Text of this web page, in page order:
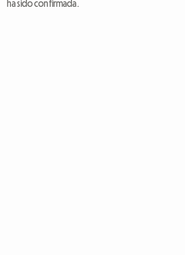
ha sido confirmada.